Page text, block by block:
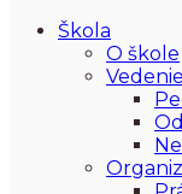
Škola
O škole